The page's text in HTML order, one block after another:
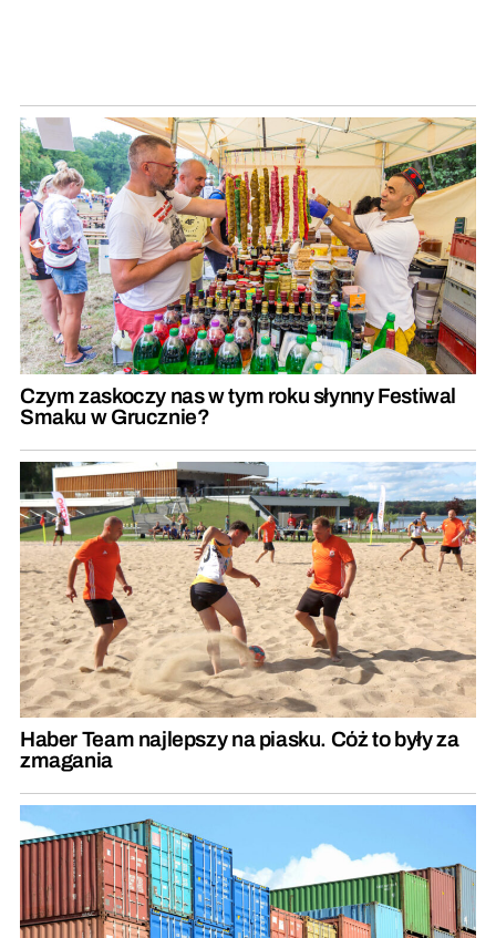
Czym zaskoczy nas w tym roku słynny Festiwal
Smaku w Grucznie?
Haber Team najlepszy na piasku. Cóż to były za
zmagania